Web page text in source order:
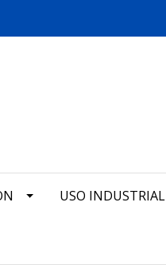
USO INDUSTRIAL